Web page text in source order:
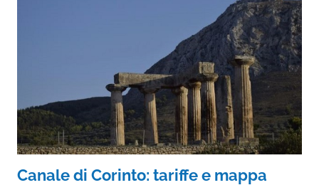
Canale di Corinto: tariffe e mappa